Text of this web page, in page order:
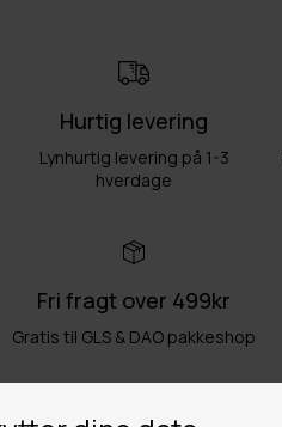
Hurtig levering
Lynhurtig levering på 1-3
hverdage
Fri fragt over 499kr
Gratis til GLS & DAO pakkeshop